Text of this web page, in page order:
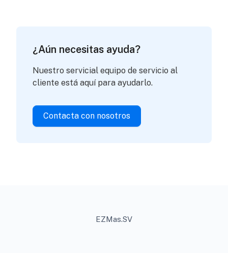
¿Aún necesitas ayuda?
Nuestro servicial equipo de servicio al
cliente está aquí para ayudarlo.
Contacta con nosotros
EZMas.SV